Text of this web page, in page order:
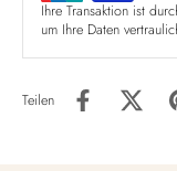
Ihre Transaktion ist
um Ihre Daten
Teilen